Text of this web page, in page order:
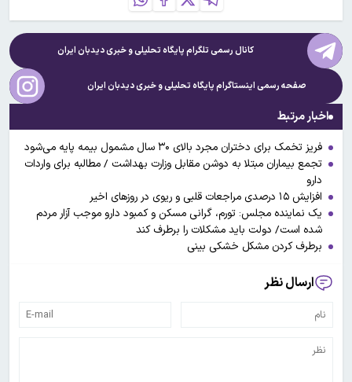
کانال رسمی تلگرام پایگاه تحلیلی و خبریدیدبان ایران
صفحه رسمی اینستاگرام پایگاه تحلیلی و خبریدیدبان ایران
اخبار مرتبط
فریز تخمک برای دختران مجرد بالای ۳۰ سال مشمول بیمه پایه می‌شود
تجمع بیماران مبتلا به دوشن مقابل وزارت بهداشت / مطالبه برای واردات
دارو
افزایش ۱۵ درصدی مراجعات قلبی و ریوی در روز‌های اخیر
یک نماینده مجلس: تورم، گرانی مسکن و کمبود دارو موجب آزار مردم
شده است/ دولت باید مشکلات را برطرف کند
برطرف کردن مشکل خشکی بینی
ارسال نظر